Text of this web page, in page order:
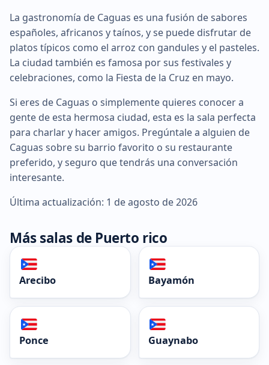
La gastronomía de Caguas es una fusión de sabores
españoles, africanos y taínos, y se puede disfrutar de
platos típicos como el arroz con gandules y el pasteles.
La ciudad también es famosa por sus festivales y
celebraciones, como la Fiesta de la Cruz en mayo.
Si eres de Caguas o simplemente quieres conocer a
gente de esta hermosa ciudad, esta es la sala perfecta
para charlar y hacer amigos. Pregúntale a alguien de
Caguas sobre su barrio favorito o su restaurante
preferido, y seguro que tendrás una conversación
interesante.
Última actualización: 1 de agosto de 2026
Más salas de Puerto rico
Arecibo Bayamón
Ponce Guaynabo